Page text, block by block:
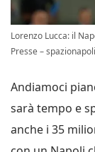
Lorenzo Lucca: il
Presse –
Andiamoci
sarà tempo e
anche i 35